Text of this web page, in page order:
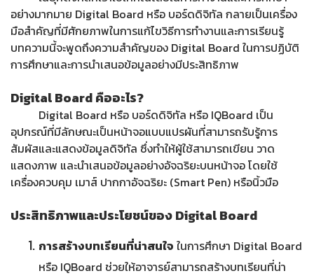
อย่างมากมาย Digital Board หรือ บอร์ดดิจิทัล กลายเป็นเครื่อง
มือสำคัญที่มีศักยภาพในการแก้ไขวิธีการทำงานและการเรียนรู้
บทความนี้จะพูดถึงความสำคัญของ Digital Board ในการปฏิบัติ
การศึกษาและการนำเสนอข้อมูลอย่างมีประสิทธิภาพ
Digital Board คืออะไร?
Digital Board หรือ บอร์ดดิจิทัล หรือ IQBoard เป็น
อุปกรณ์ที่มีลักษณะเป็นหน้าจอแบบแปรผันที่สามารถรับรู้การ
สัมผัสและแสดงข้อมูลดิจิทัล ซึ่งทำให้ผู้ใช้สามารถเขียน วาด
แสดงภาพ และนำเสนอข้อมูลอย่างอัจฉริยะบนหน้าจอ โดยใช้
เครื่องควบคุม เมาส์ ปากกาอัจฉริยะ (Smart Pen) หรือนิ้วมือ
ประสิทธิภาพและประโยชน์ของ Digital Board
การสร้างบทเรียนที่น่าสนใจ ในการศึกษา Digital Board
หรือ IQBoard ช่วยให้อาจารย์สามารถสร้างบทเรียนที่น่า